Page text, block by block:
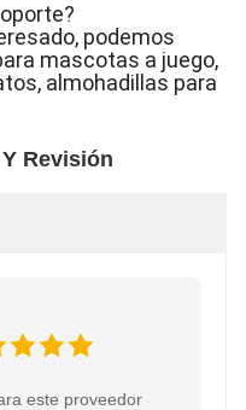
podemos
mascotas a juego,
almohadillas para
Revisión
este proveedor